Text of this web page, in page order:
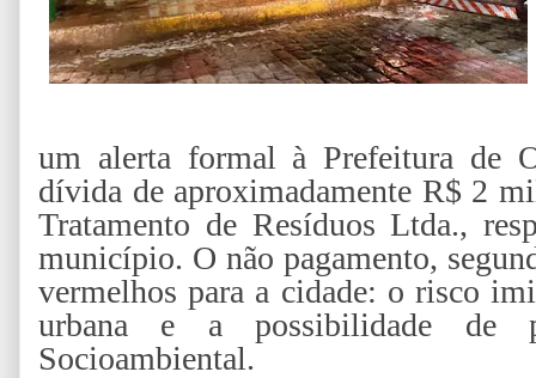
um alerta formal à Prefeitura de
dívida de aproximadamente R$ 2
Tratamento de Resíduos Ltda.,
município. O não pagamento,
vermelhos para a cidade: o risco
urbana e a possibilidade de
Socioambiental.